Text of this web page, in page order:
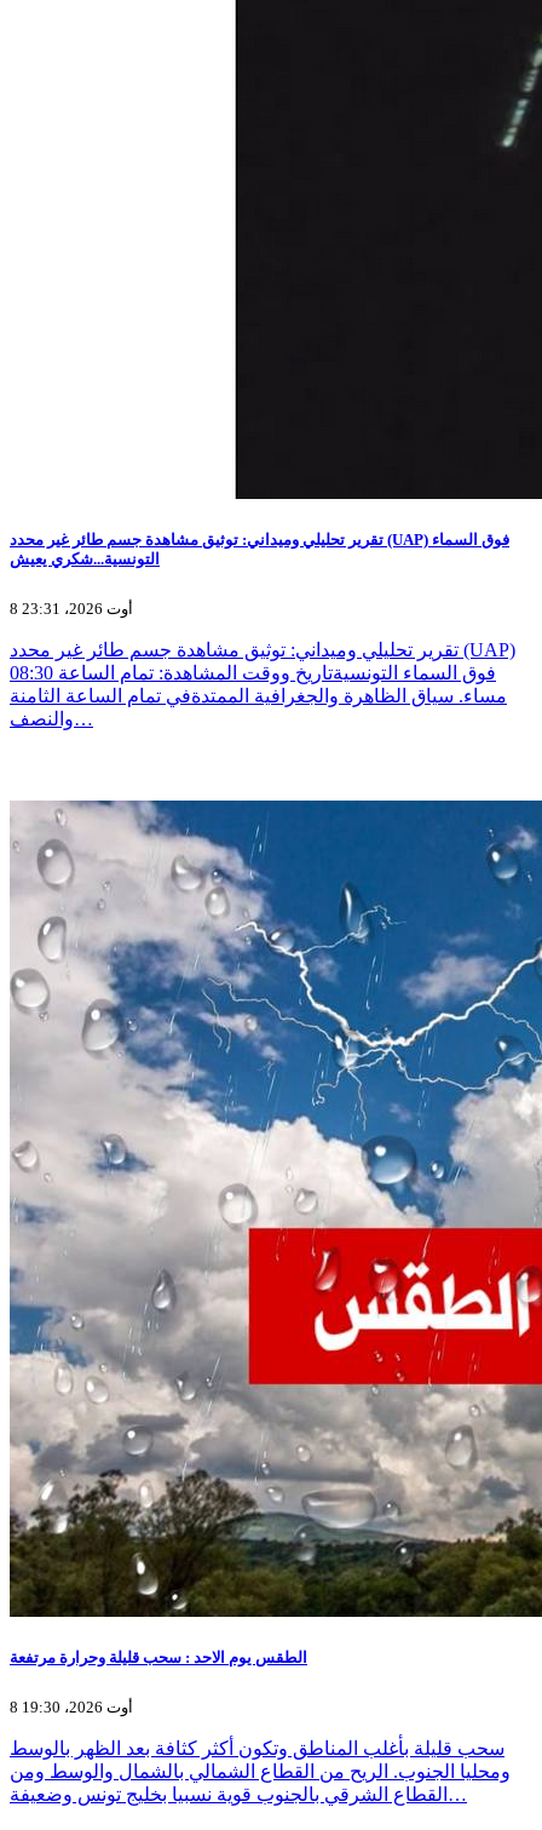
تقرير تحليلي وميداني: توثيق مشاهدة جسم طائر غير محدد (UAP) فوق السماء
التونسية...شكري يعيش
8 أوت 2026، 23:31
تقرير تحليلي وميداني: توثيق مشاهدة جسم طائر غير محدد (UAP)
فوق السماء التونسيةتاريخ ووقت المشاهدة: تمام الساعة 08:30
مساء. سياق الظاهرة والجغرافية الممتدةفي تمام الساعة الثامنة
والنصف…
الطقس يوم الاحد : سحب قليلة وحرارة مرتفعة
8 أوت 2026، 19:30
سحب قليلة بأغلب المناطق وتكون أكثر كثافة بعد الظهر بالوسط
ومحليا الجنوب. الريح من القطاع الشمالي بالشمال والوسط ومن
القطاع الشرقي بالجنوب قوية نسبيا بخليج تونس وضعيفة…